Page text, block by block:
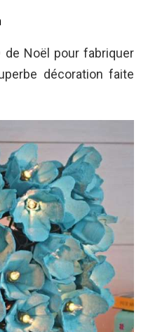
de Noël pour fabriquer
décoration faite